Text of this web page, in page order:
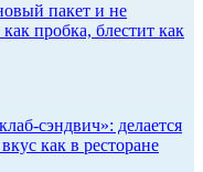
пакет и не
как пробка, блестит как
сэндвич»: делается
как в ресторане